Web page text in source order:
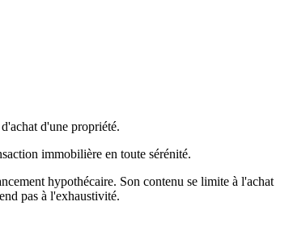
d'une propriété.
immobilière en toute sérénité.
hypothécaire. Son contenu se limite à l'achat
pas à l'exhaustivité.